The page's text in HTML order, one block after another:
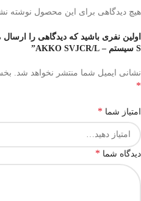
هیچ دیدگاهی برای این محصول نوشته
اولین نفری باشید که دیدگاهی را
S سیستم – AKKO SVJCR/L”
نشانی ایمیل شما منتشر نخواهد شد.
*
امتیاز شما *
دیدگاه شما *